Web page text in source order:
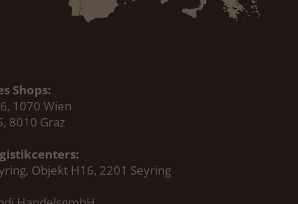
Shops:
1070 Wien
8010 Graz
Objekt H16, 2201 Seyring